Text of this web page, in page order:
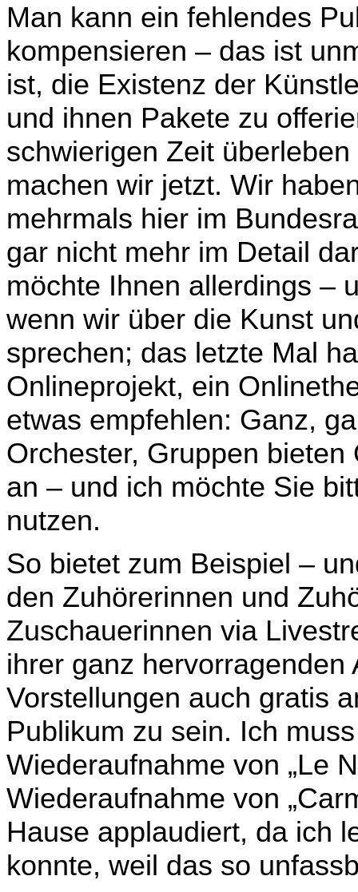
Man kann ein fehlendes
kompensieren – das ist
ist, die Existenz der
und ihnen Pakete zu
schwierigen Zeit
machen wir jetzt. Wir
mehrmals hier im
gar nicht mehr im Detail
möchte Ihnen allerdings –
wenn wir über die Kunst
sprechen; das letzte Mal
Onlineprojekt, ein
etwas empfeh­len: Ganz,
Orchester, Gruppen
an – und ich möchte Sie
nutzen.
So bietet zum Beispiel –
den Zuhörerinnen und
Zuschauerinnen via
ihrer ganz hervorragenden
Vorstellungen auch gratis
Publikum zu sein. Ich
Wiederaufnah­me von „Le
Wiederaufnahme von
Hause applaudiert, da ich
konnte, weil das so